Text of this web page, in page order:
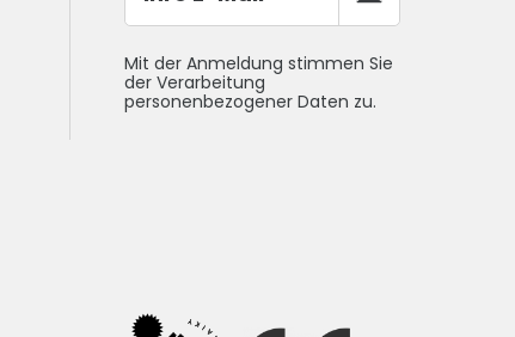
Mit der Anmeldung stimmen Sie
der Verarbeitung
personenbezogener Daten zu.